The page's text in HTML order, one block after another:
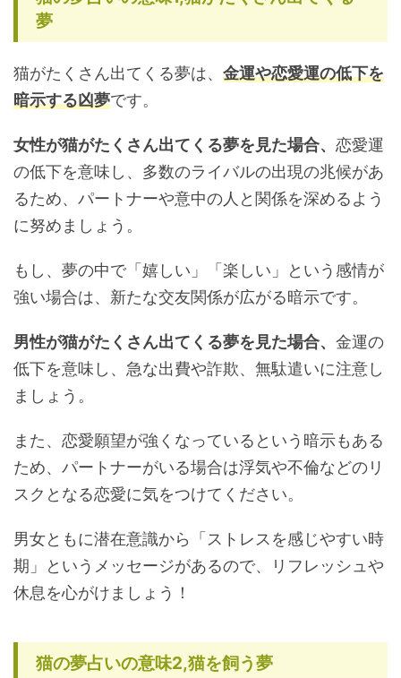
夢
猫がたくさん出てくる夢は、 金運や恋愛運の低下を
暗示する凶夢です。
女性が猫がたくさん出てくる夢を見た場合、 恋愛運
の低下を意味し、多数のライバルの出現の兆候があ
るため、パートナーや意中の人と関係を深めるよう
に努めましょう。
もし、夢の中で「嬉しい」「楽しい」という感情が
強い場合は、新たな交友関係が広がる暗示です。
男性が猫がたくさん出てくる夢を見た場合、 金運の
低下を意味し、急な出費や詐欺、無駄遣いに注意し
ましょう。
また、恋愛願望が強くなっているという暗示もある
ため、パートナーがいる場合は浮気や不倫などのリ
スクとなる恋愛に気をつけてください。
男女ともに潜在意識から「ストレスを感じやすい時
期」というメッセージがあるので、リフレッシュや
休息を心がけましょう！
猫の夢占いの意味2,猫を飼う夢